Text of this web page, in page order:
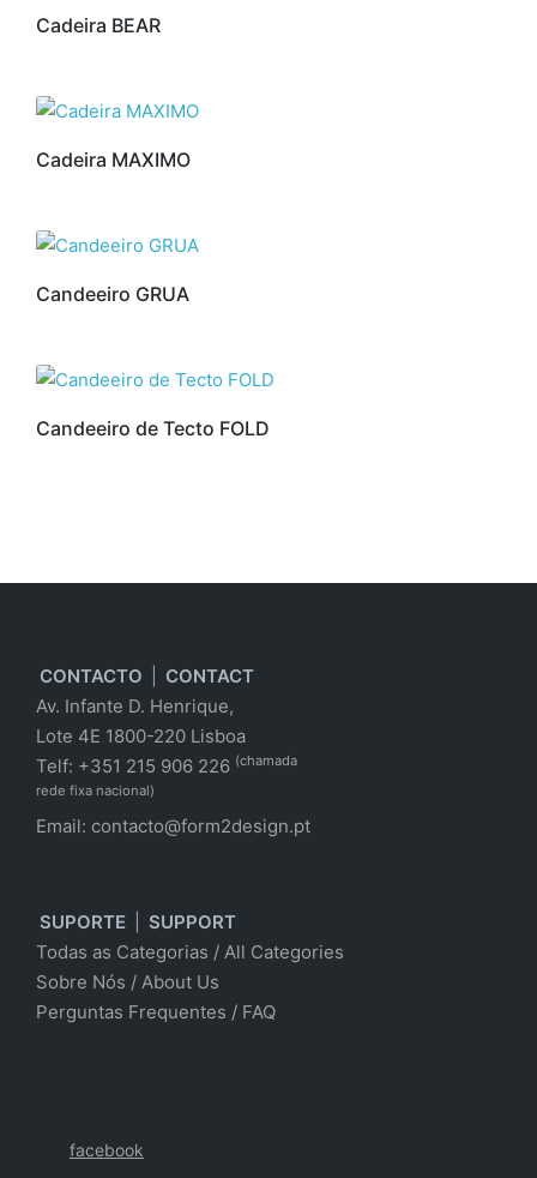
Cadeira BEAR
Cadeira MAXIMO
Candeeiro GRUA
Candeeiro de Tecto FOLD
CONTACTO
CONTACT
Av. Infante D. Henrique,
Lote 4E 1800-220 Lisboa
Telf: +351 215 906 226 (chamada
rede fixa nacional)
Email: contacto@form2design.pt
SUPORTE
SUPPORT
Todas as Categorias / All Categories
Sobre Nós / About Us
Perguntas Frequentes / FAQ
facebook